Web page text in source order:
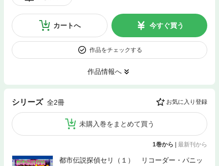
カートへ 今すぐ買う
作品をチェックする
作品情報へ
シリーズ 全2冊 お気に入り登録
未購入巻をまとめて買う
1巻から 最新刊から
都市伝説探偵セリ（１） リコーダー・パニッ